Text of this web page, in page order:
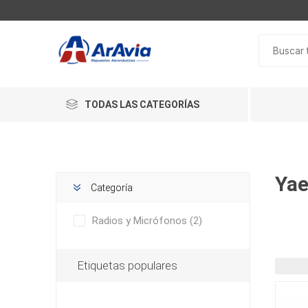
TODAS LAS CATEGORÍAS
Categoría
Radios y Micrófonos (2)
Etiquetas populares